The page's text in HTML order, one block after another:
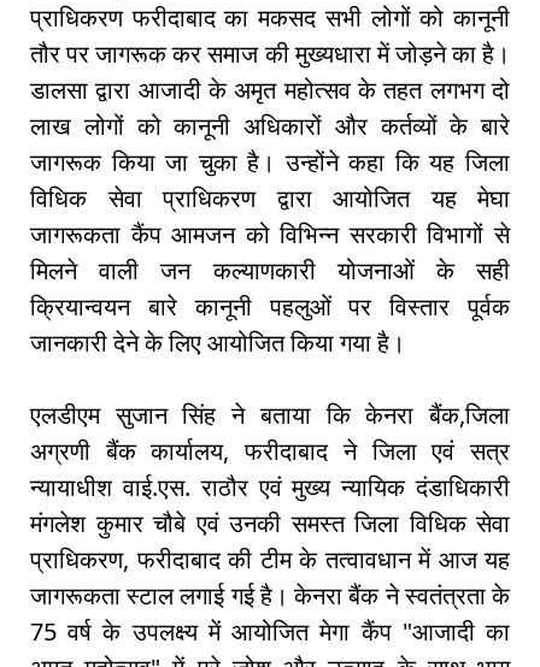
प्राधिकरण फरीदाबाद का मकसद सभी लोगों को कानूनी
तौर पर जागरूक कर समाज की मुख्यधारा में जोड़ने का है।
डालसा द्वारा आजादी के अमृत महोत्सव के तहत लगभग दो
लाख लोगों को कानूनी अधिकारों और कर्तव्यों के बारे
जागरूक किया जा चुका है। उन्होंने कहा कि यह जिला
विधिक सेवा प्राधिकरण द्वारा आयोजित यह मेघा
जागरूकता कैंप आमजन को विभिन्न सरकारी विभागों से
मिलने वाली जन कल्याणकारी योजनाओं के सही
क्रियान्वयन बारे कानूनी पहलुओं पर विस्तार पूर्वक
जानकारी देने के लिए आयोजित किया गया है।
एलडीएम सुजान सिंह ने बताया कि केनरा बैंक,जिला
अग्रणी बैंक कार्यालय, फरीदाबाद ने जिला एवं सत्र
न्यायाधीश वाई.एस. राठौर एवं मुख्य न्यायिक दंडाधिकारी
मंगलेश कुमार चौबे एवं उनकी समस्त जिला विधिक सेवा
प्राधिकरण, फरीदाबाद की टीम के तत्वावधान में आज यह
जागरूकता स्टाल लगाई गई है। केनरा बैंक ने स्वतंत्रता के
75 वर्ष के उपलक्ष्य में आयोजित मेगा कैंप "आजादी का